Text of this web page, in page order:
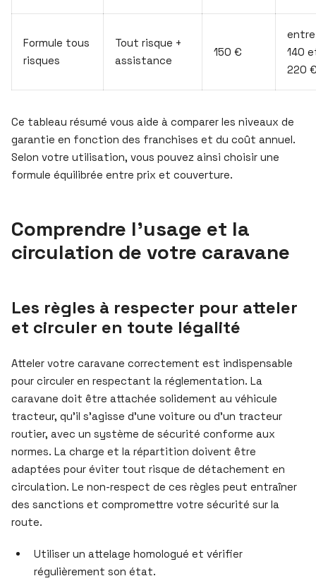
Formule tous
risques
Tout risque +
assistance
150 €
entre
140
220
Ce tableau résumé vous aide à comparer les niveaux de
garantie en fonction des franchises et du coût annuel.
Selon votre utilisation, vous pouvez ainsi choisir une
formule équilibrée entre prix et couverture.
Comprendre l’usage et la
circulation de votre caravane
Les règles à respecter pour atteler
et circuler en toute légalité
Atteler votre caravane correctement est indispensable
pour circuler en respectant la réglementation. La
caravane doit être attachée solidement au véhicule
tracteur, qu’il s’agisse d’une voiture ou d’un tracteur
routier, avec un système de sécurité conforme aux
normes. La charge et la répartition doivent être
adaptées pour éviter tout risque de détachement en
circulation. Le non-respect de ces règles peut entraîner
des sanctions et compromettre votre sécurité sur la
route.
Utiliser un attelage homologué et vérifier
régulièrement son état.